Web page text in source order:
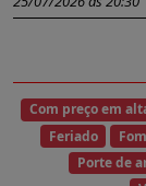
Com preço em
Feriado
Porte de